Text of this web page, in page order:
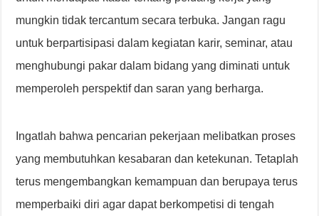
mungkin tidak tercantum secara terbuka. Jangan ragu
untuk berpartisipasi dalam kegiatan karir, seminar, atau
menghubungi pakar dalam bidang yang diminati untuk
memperoleh perspektif dan saran yang berharga.
Ingatlah bahwa pencarian pekerjaan melibatkan proses
yang membutuhkan kesabaran dan ketekunan. Tetaplah
terus mengembangkan kemampuan dan berupaya terus
memperbaiki diri agar dapat berkompetisi di tengah